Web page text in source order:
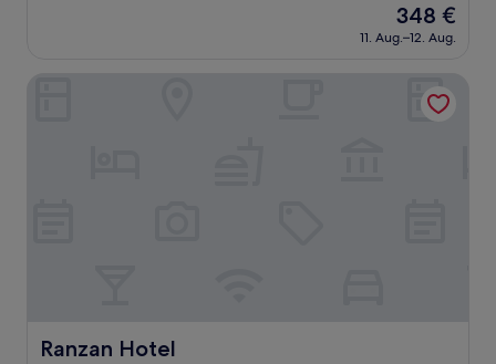
Bewertungen)
Der
Preis
beträgt
348 €
11. Aug.–12. Aug.
Ranzan Hotel
Ranzan Hotel